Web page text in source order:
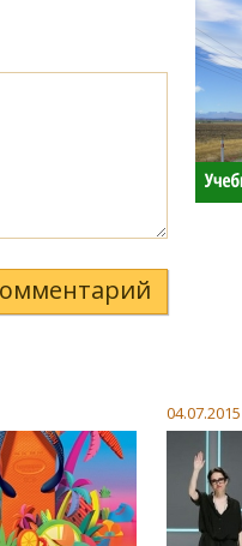
04.07.2015